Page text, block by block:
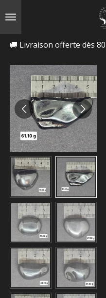
🚚 Livraison offerte dès 80